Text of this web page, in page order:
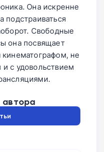
Она искренне
подстраиваться
Свободные
она посвящает
кинематографом, не
с удовольствием